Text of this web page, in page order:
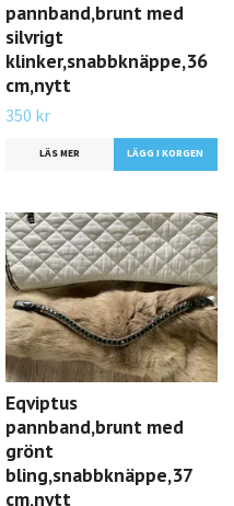
pannband,brunt med
silvrigt
klinker,snabbknäppe,36
cm,nytt
350 kr
LÄS MER
Eqviptus
pannband,brunt med
grönt
bling,snabbknäppe,37
cm,nytt